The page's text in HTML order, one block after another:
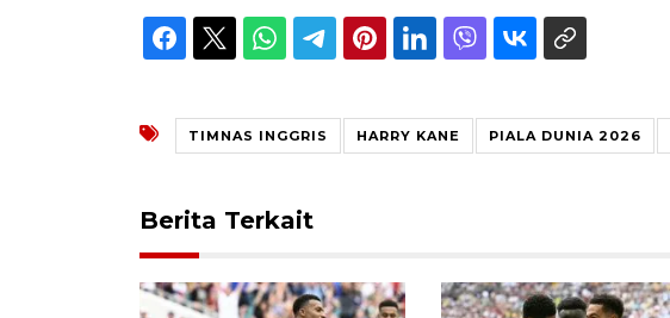
TIMNAS INGGRIS HARRY KANE PIALA DUNIA 2026
Berita Terkait